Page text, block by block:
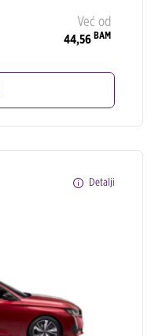
Već od
44,56 BAM
Detalji